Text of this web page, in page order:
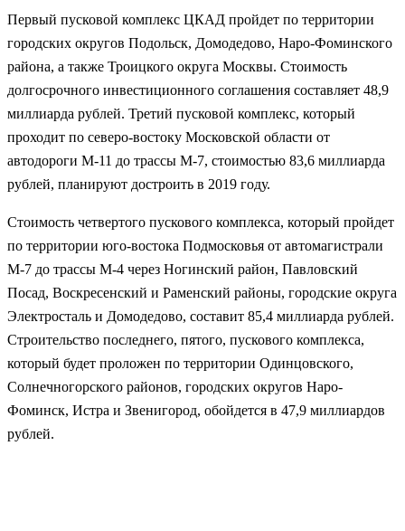
Первый пусковой комплекс ЦКАД пройдет по территории
городских округов Подольск, Домодедово, Наро-Фоминского
района, а также Троицкого округа Москвы. Стоимость
долгосрочного инвестиционного соглашения составляет 48,9
миллиарда рублей. Третий пусковой комплекс, который
проходит по северо-востоку Московской области от
автодороги М-11 до трассы М-7, стоимостью 83,6 миллиарда
рублей, планируют достроить в 2019 году.
Стоимость четвертого пускового комплекса, который пройдет
по территории юго-востока Подмосковья от автомагистрали
М-7 до трассы М-4 через Ногинский район, Павловский
Посад, Воскресенский и Раменский районы, городские округа
Электросталь и Домодедово, составит 85,4 миллиарда рублей.
Строительство последнего, пятого, пускового комплекса,
который будет проложен по территории Одинцовского,
Солнечногорского районов, городских округов Наро-
Фоминск, Истра и Звенигород, обойдется в 47,9 миллиардов
рублей.